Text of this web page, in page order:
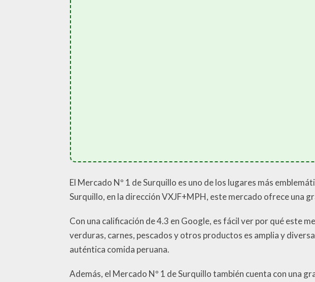
El Mercado Nº 1 de Surquillo es uno de los lugares más
Surquillo, en la dirección VXJF+MPH, este mercado ofrece una
Con una calificación de 4.3 en Google, es fácil ver por qué este
verduras, carnes, pescados y otros productos es amplia y
auténtica comida peruana.
Además, el Mercado Nº 1 de Surquillo también cuenta con una